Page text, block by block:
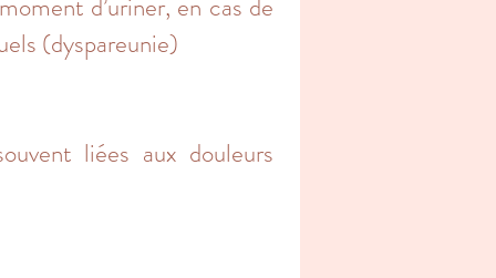
(dyspareunie)
liées aux douleurs